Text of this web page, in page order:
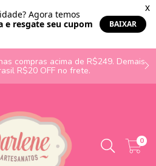
compras acima de R$249. Demais
R$20 OFF no frete.
0